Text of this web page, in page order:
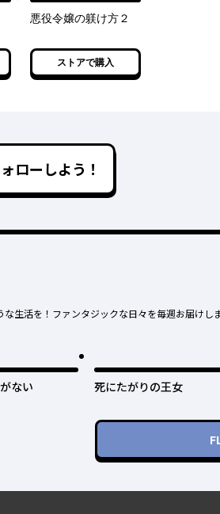
悪役令嬢の躾け方２
ストアで購入
ローしよう！
生活を！ファンタジックな日々を毎週お届けしま
ない 死にたがりの王女